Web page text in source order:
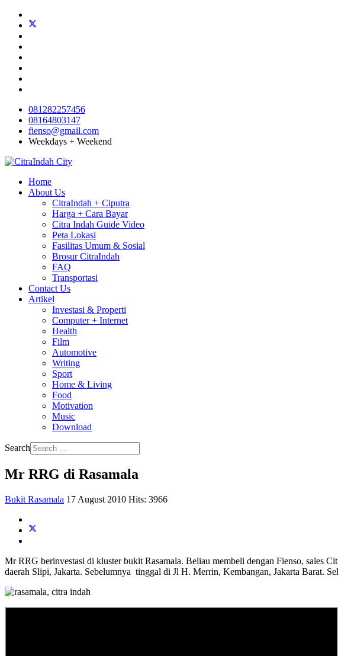
081282257456
08164803147
fienso@gmail.com
Weekdays + Weekend
Home
About Us
CitraIndah + Ciputra
Harga + Cara Bayar
Citra Indah Guide Video
Peta Lokasi
Fasilitas Umum & Sosial
Brosur CitraIndah
FAQ
Transportasi
Contact Us
Artikel
Investasi & Properti
Computer + Internet
Health
Film
Automotive
Writing
Sport
Home & Living
Food
Motivation
Music
Download
Search
Mr RRG di Rasamala
Bukit Rasamala 17 August 2010 Hits: 3966
Mr RRG berinvestasi di kluster bukit Rasamala. Beliau membeli dengan Fienso, sales
daerah Slipi, Jakarta. Sebelumnya tinggal di Jl H. Merrin, Kembangan, Jakarta Barat.